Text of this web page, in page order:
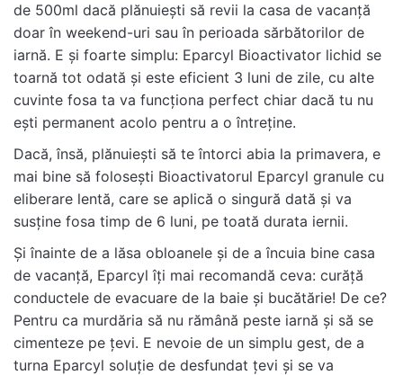
de 500ml dacă plănuiești să revii la casa de vacanță
doar în weekend-uri sau în perioada sărbătorilor de
iarnă. E și foarte simplu: Eparcyl Bioactivator lichid se
toarnă tot odată și este eficient 3 luni de zile, cu alte
cuvinte fosa ta va funcționa perfect chiar dacă tu nu
ești permanent acolo pentru a o întreține.
Dacă, însă, plănuiești să te întorci abia la primavera, e
mai bine să folosești Bioactivatorul Eparcyl granule cu
eliberare lentă, care se aplică o singură dată și va
susține fosa timp de 6 luni, pe toată durata iernii.
Și înainte de a lăsa obloanele și de a încuia bine casa
de vacanță, Eparcyl îți mai recomandă ceva: curăță
conductele de evacuare de la baie și bucătărie! De ce?
Pentru ca murdăria să nu rămână peste iarnă și să se
cimenteze pe țevi. E nevoie de un simplu gest, de a
turna Eparcyl soluție de desfundat țevi și se va